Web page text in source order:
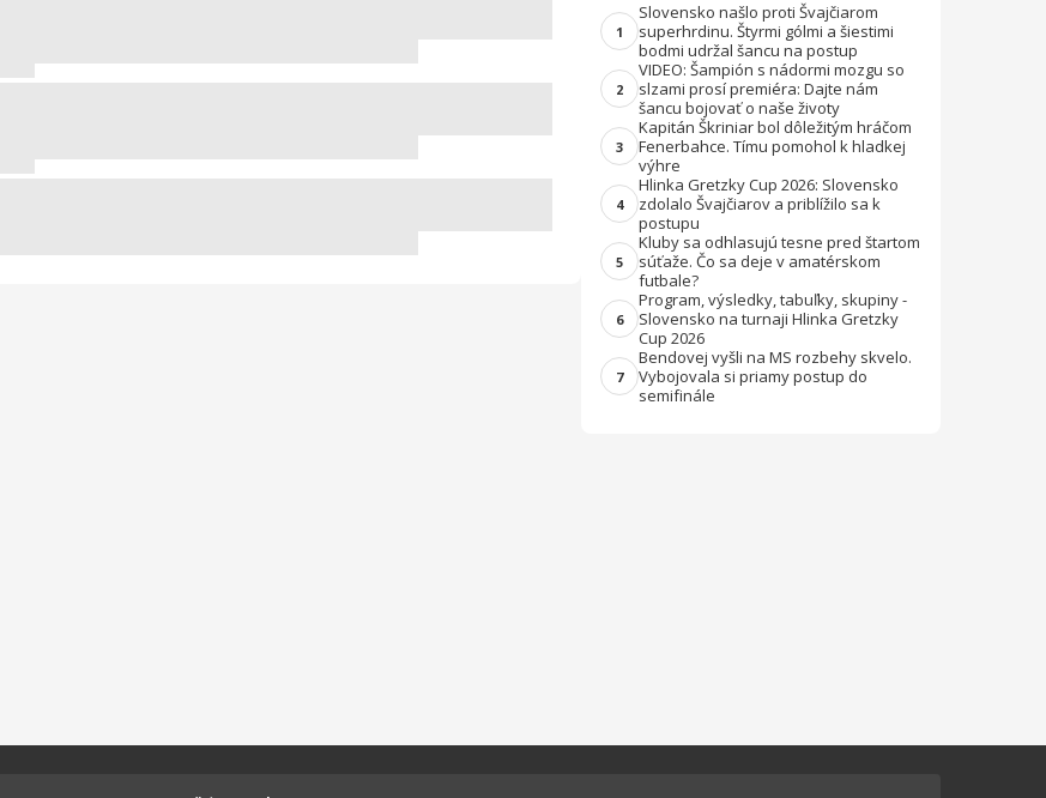
1
Slovensko našlo proti Švajčiarom
superhrdinu. Štyrmi gólmi a šiestimi
bodmi udržal šancu na postup
2
VIDEO: Šampión s nádormi mozgu so
slzami prosí premiéra: Dajte nám
šancu bojovať o naše životy
3
Kapitán Škriniar bol dôležitým hráčom
Fenerbahce. Tímu pomohol k hladkej
výhre
4
Hlinka Gretzky Cup 2026: Slovensko
zdolalo Švajčiarov a priblížilo sa k
postupu
5
Kluby sa odhlasujú tesne pred štartom
súťaže. Čo sa deje v amatérskom
futbale?
6
Program, výsledky, tabuľky, skupiny -
Slovensko na turnaji Hlinka Gretzky
Cup 2026
7
Bendovej vyšli na MS rozbehy skvelo.
Vybojovala si priamy postup do
semifinále